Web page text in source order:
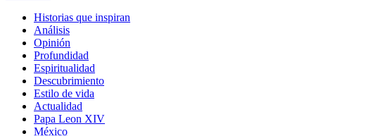
Historias que inspiran
Análisis
Opinión
Profundidad
Espiritualidad
Descubrimiento
Estilo de vida
Actualidad
Papa Leon XIV
México